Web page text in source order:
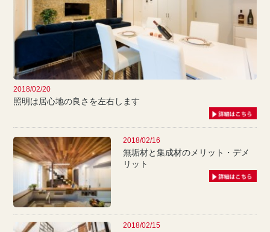
2018/02/20
照明は居心地の良さを左右します
2018/02/16
無垢材と集成材のメリット・デメ
リット
2018/02/15